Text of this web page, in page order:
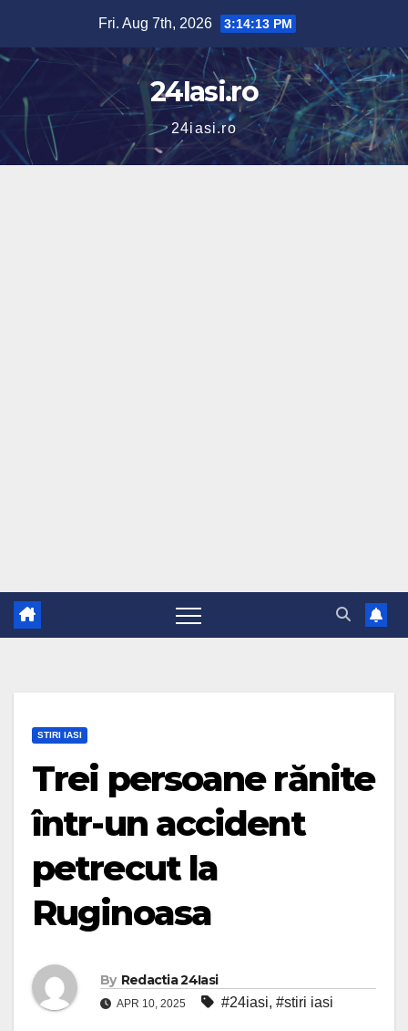
content
Fri. Aug 7th, 2026 3:14:14 PM
24Iasi.ro
24iasi.ro
STIRI IASI
Trei persoane rănite
într-un accident
petrecut la
Ruginoasa
By Redactia 24Iasi
APR 10, 2025 #24iasi, #stiri iasi